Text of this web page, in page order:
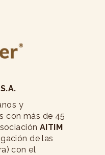
y
con más de 45
AITIM
de las
con el